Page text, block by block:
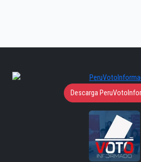
Descarga